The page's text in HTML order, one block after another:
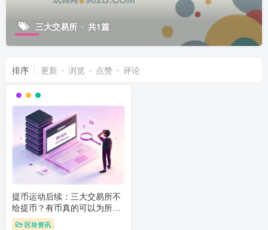
三大交易所 共1篇
排序 更新 浏览 点赞 评论
提币运动后续：三大交易所不
给提币？有币真的可以为所欲
为！区块资讯